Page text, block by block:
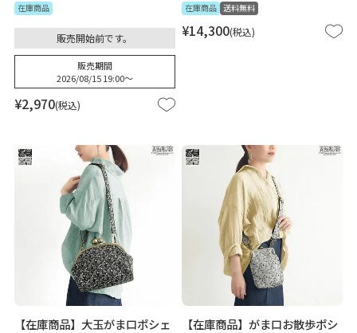
在庫商品
¥2,970 税込
販売開始前です。
販売期間
2026/08/15 19:00〜
在庫商品 送料無料
¥14,300 税込
【在庫商品】大玉がま口ポシェ
【在庫商品】がま口お散歩ポシ